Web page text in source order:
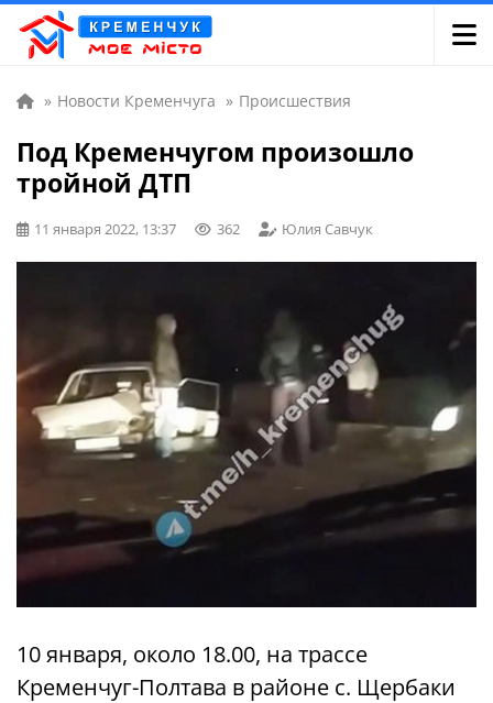
» Новости Кременчуга » Происшествия
Под Кременчугом произошло
тройной ДТП
11 января 2022, 13:37 362 Юлия Савчук
10 января, около 18.00, на трассе
Кременчуг-Полтава в районе с. Щербаки